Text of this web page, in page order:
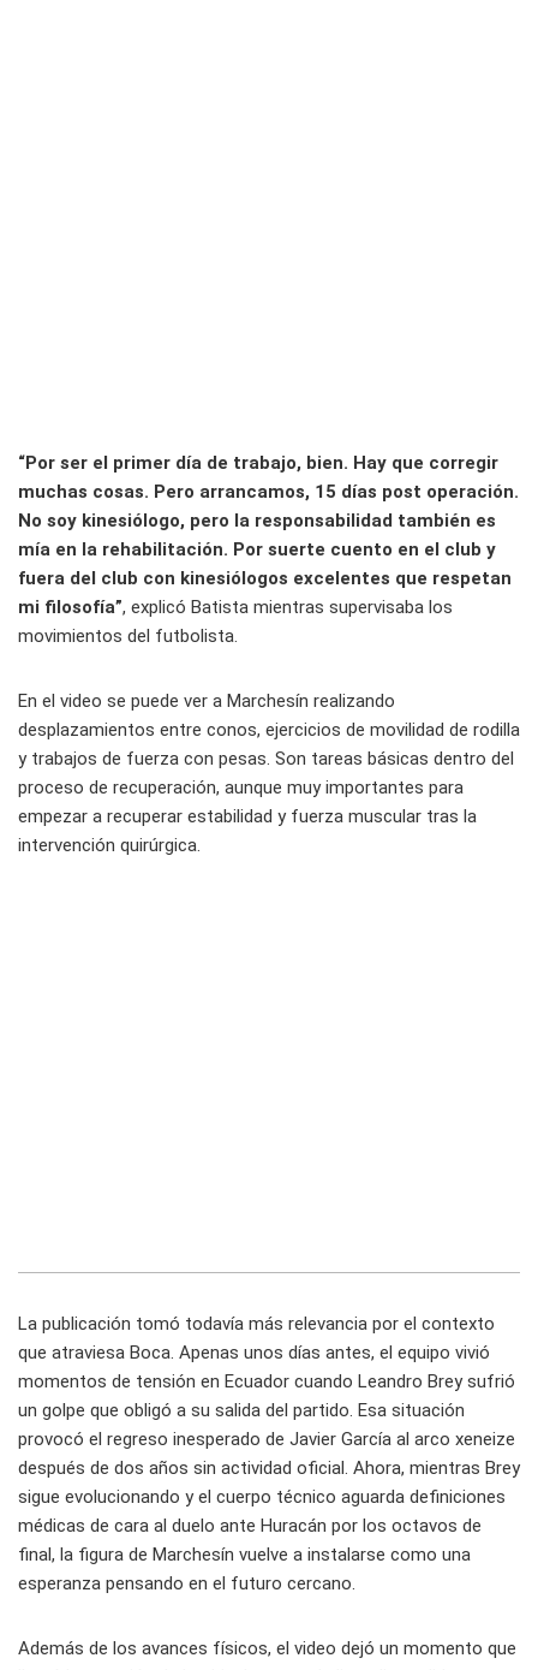
“Por ser el primer día de trabajo, bien. Hay que corregir
muchas cosas. Pero arrancamos, 15 días post operación.
No soy kinesiólogo, pero la responsabilidad también es
mía en la rehabilitación. Por suerte cuento en el club y
fuera del club con kinesiólogos excelentes que respetan
mi filosofía”, explicó Batista mientras supervisaba los
movimientos del futbolista.
En el video se puede ver a Marchesín realizando
desplazamientos entre conos, ejercicios de movilidad de rodilla
y trabajos de fuerza con pesas. Son tareas básicas dentro del
proceso de recuperación, aunque muy importantes para
empezar a recuperar estabilidad y fuerza muscular tras la
intervención quirúrgica.
La publicación tomó todavía más relevancia por el contexto
que atraviesa Boca. Apenas unos días antes, el equipo vivió
momentos de tensión en Ecuador cuando Leandro Brey sufrió
un golpe que obligó a su salida del partido. Esa situación
provocó el regreso inesperado de Javier García al arco xeneize
después de dos años sin actividad oficial. Ahora, mientras Brey
sigue evolucionando y el cuerpo técnico aguarda definiciones
médicas de cara al duelo ante Huracán por los octavos de
final, la figura de Marchesín vuelve a instalarse como una
esperanza pensando en el futuro cercano.
Además de los avances físicos, el video dejó un momento que